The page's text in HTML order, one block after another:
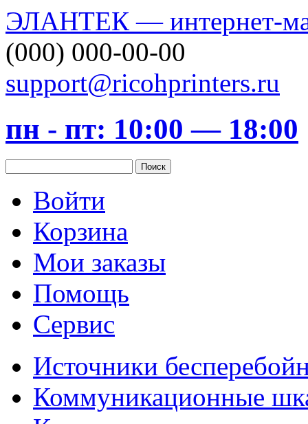
ЭЛАНТЕК — интернет-
(000) 000-00-00
support@ricohprinters.ru
пн - пт: 10:00 — 18:00
Войти
Корзина
Мои заказы
Помощь
Сервис
Источники
Коммуникационные